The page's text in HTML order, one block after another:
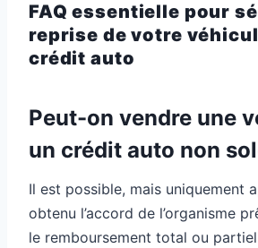
FAQ essentielle pour
reprise de votre
crédit auto
Peut-on vendre une
un crédit auto non
Il est possible, mais uniquement
obtenu l’accord de l’organisme
le remboursement total ou